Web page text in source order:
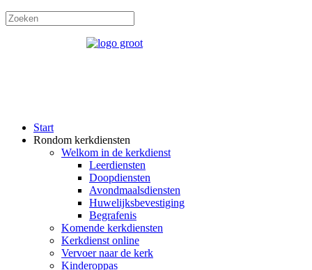
Start
Rondom kerkdiensten
Welkom in de kerkdienst
Leerdiensten
Doopdiensten
Avondmaalsdiensten
Huwelijksbevestiging
Begrafenis
Komende kerkdiensten
Kerkdienst online
Vervoer naar de kerk
Kinderoppas